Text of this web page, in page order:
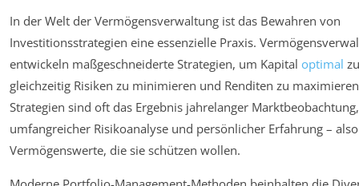
In der Welt der Vermögensverwaltung ist das Bewahren von
Investitionsstrategien eine essenzielle Praxis.
entwickeln maßgeschneiderte Strategien, um Kapital optimal
gleichzeitig Risiken zu minimieren und Renditen zu
Strategien sind oft das Ergebnis jahrelanger Marktbeobachtung,
umfangreicher Risikoanalyse und persönlicher Erfahrung –
Vermögenswerte, die sie schützen wollen.